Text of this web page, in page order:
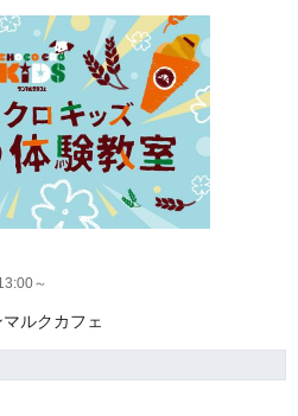
～
ルクカフェ